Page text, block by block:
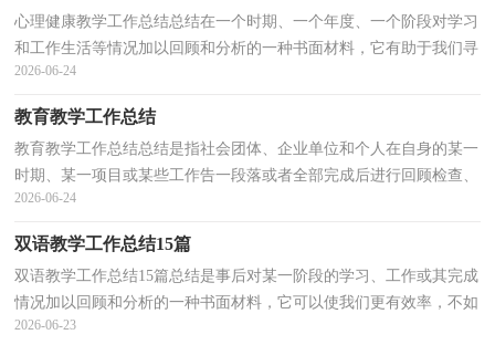
心理健康教学工作总结总结在一个时期、一个年度、一个阶段对学习
和工作生活等情况加以回顾和分析的一种书面材料，它有助于我们寻
找工作和事物发展的规律，从而掌握并运用这些规...
2026-06-24
教育教学工作总结
教育教学工作总结总结是指社会团体、企业单位和个人在自身的某一
时期、某一项目或某些工作告一段落或者全部完成后进行回顾检查、
分析评价，从而肯定成绩，得到经验，找出差距，得出...
2026-06-24
双语教学工作总结15篇
双语教学工作总结15篇总结是事后对某一阶段的学习、工作或其完成
情况加以回顾和分析的一种书面材料，它可以使我们更有效率，不如
静下心来好好写写总结吧。总结怎么写才是正确的...
2026-06-23